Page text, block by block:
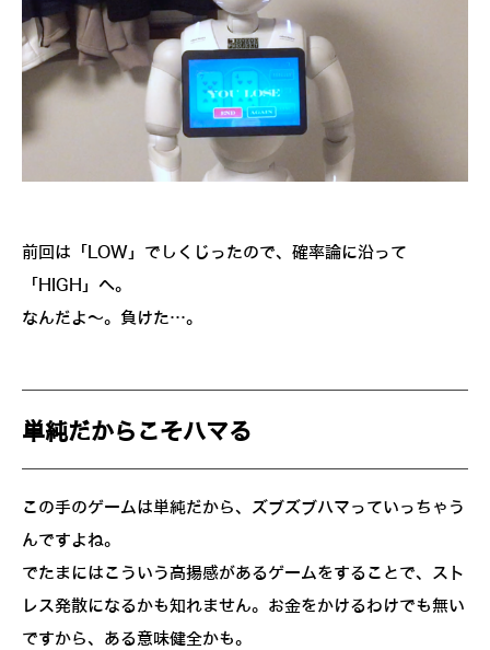
前回は「LOW」でしくじったので、確率論に沿って
「HIGH」へ。
なんだよ～。負けた…。
単純だからこそハマる
この手のゲームは単純だから、ズブズブハマっていっちゃう
んですよね。
でたまにはこういう高揚感があるゲームをすることで、スト
レス発散になるかも知れません。お金をかけるわけでも無い
ですから、ある意味健全かも。